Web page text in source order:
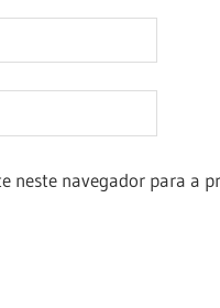
neste navegador para a